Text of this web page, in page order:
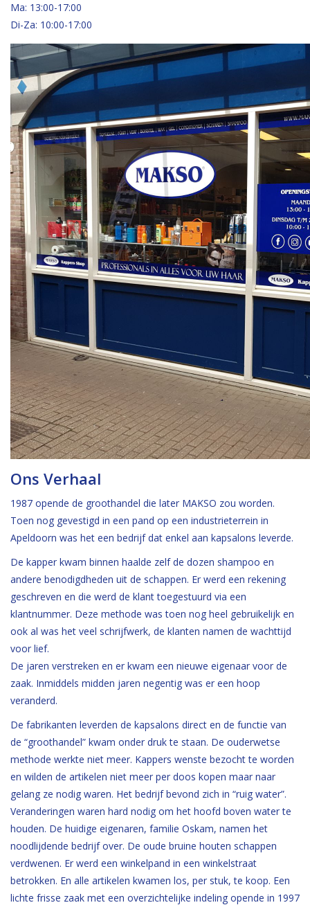
Ma: 13:00-17:00
Di-Za: 10:00-17:00
Ons Verhaal
1987 opende de groothandel die later MAKSO zou worden.
Toen nog gevestigd in een pand op een industrieterrein in
Apeldoorn was het een bedrijf dat enkel aan kapsalons leverde.
De kapper kwam binnen haalde zelf de dozen shampoo en
andere benodigdheden uit de schappen. Er werd een rekening
geschreven en die werd de klant toegestuurd via een
klantnummer. Deze methode was toen nog heel gebruikelijk en
ook al was het veel schrijfwerk, de klanten namen de wachttijd
voor lief.
De jaren verstreken en er kwam een nieuwe eigenaar voor de
zaak. Inmiddels midden jaren negentig was er een hoop
veranderd.
De fabrikanten leverden de kapsalons direct en de functie van
de “groothandel” kwam onder druk te staan. De ouderwetse
methode werkte niet meer. Kappers wenste bezocht te worden
en wilden de artikelen niet meer per doos kopen maar naar
gelang ze nodig waren. Het bedrijf bevond zich in “ruig water”.
Veranderingen waren hard nodig om het hoofd boven water te
houden. De huidige eigenaren, familie Oskam, namen het
noodlijdende bedrijf over. De oude bruine houten schappen
verdwenen. Er werd een winkelpand in een winkelstraat
betrokken. En alle artikelen kwamen los, per stuk, te koop. Een
lichte frisse zaak met een overzichtelijke indeling opende in 1997